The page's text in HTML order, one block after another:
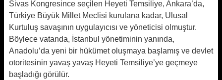
Sivas Kongresince seçilen Heyeti Temsiliye, Ankara’da,
Türkiye Büyük Millet Meclisi kurulana kadar, Ulusal
Kurtuluş savaşının uygulayıcısı ve yöneticisi olmuştur.
Böylece vatanda, İstanbul yönetiminin yanında,
Anadolu’da yeni bir hükümet oluşmaya başlamış ve devlet
otoritesinin yavaş yavaş Heyeti Temsiliye’ye geçmeye
başladığı görülür.